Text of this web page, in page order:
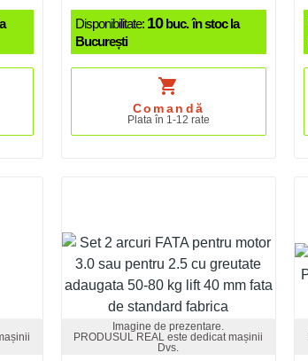
Disponibilitate: 10buc. în stoc la
București
shopping_cart
Comandă
Plata în 1-12 rate
Imagine de prezentare.
PRODUSUL REAL este dedicat mașinii
Dvs.